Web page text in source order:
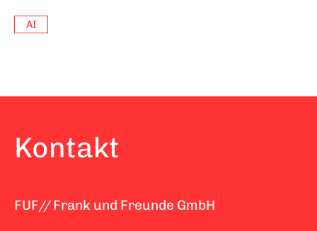
AI
Kontakt
FUF// Frank und Freunde GmbH